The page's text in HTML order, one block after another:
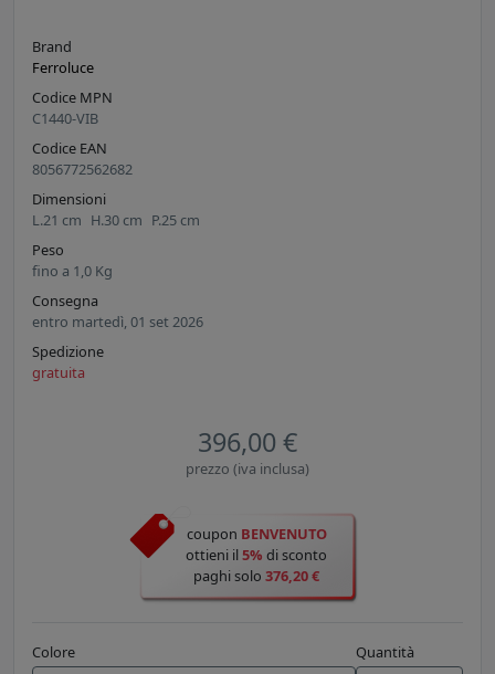
Brand
Ferroluce
Codice MPN
C1440-VIB
Codice EAN
8056772562682
Dimensioni
L.21 cm H.30 cm P.25 cm
Peso
fino a 1,0 Kg
Consegna
entro martedì, 01 set 2026
Spedizione
gratuita
396,00 €
prezzo (iva inclusa)
coupon BENVENUTO
ottieni il5% di sconto
paghi solo 376,20 €
Colore Quantità